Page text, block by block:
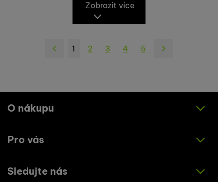
Zobrazit více
1 2 3 4 5
následující
O nákupu
Jak nakupovat
Zásady ochrany osobních údajů
Pro vás
O nás
Sledujte nás